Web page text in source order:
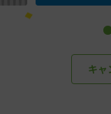
キャ